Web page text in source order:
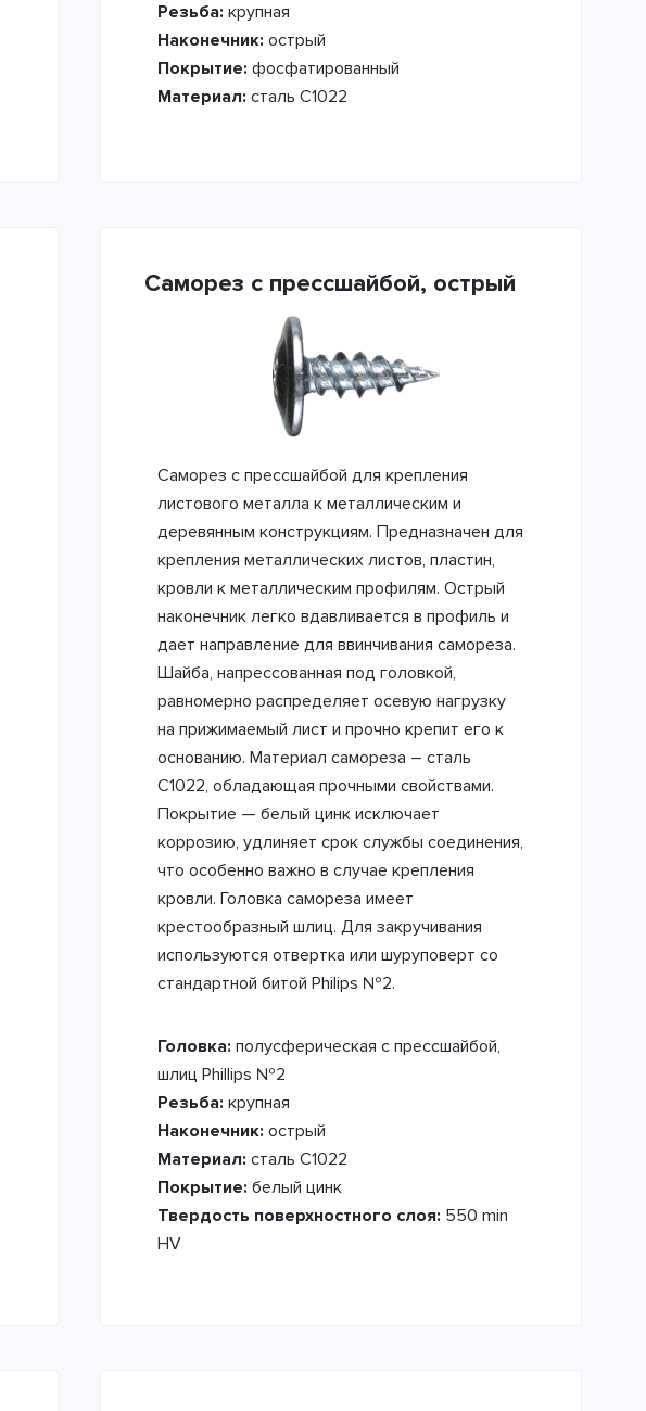
Резьба:крупная
Наконечник:острый
Покрытие:фосфатированный
Материал:сталь С1022
Саморез с прессшайбой, острый
Саморез с прессшайбой для крепления
листового металла к металлическим и
деревянным конструкциям. Предназначен для
крепления металлических листов, пластин,
кровли к металлическим профилям. Острый
наконечник легко вдавливается в профиль и
дает направление для ввинчивания самореза.
Шайба, напрессованная под головкой,
равномерно распределяет осевую нагрузку
на прижимаемый лист и прочно крепит его к
основанию. Материал самореза – сталь
С1022, обладающая прочными свойствами.
Покрытие — белый цинк исключает
коррозию, удлиняет срок службы соединения,
что особенно важно в случае крепления
кровли. Головка самореза имеет
крестообразный шлиц. Для закручивания
используются отвертка или шуруповерт со
стандартной битой Philips №2.
Головка:полусферическая с прессшайбой,
шлиц Phillips №2
Резьба:крупная
Наконечник:острый
Материал:сталь С1022
Покрытие:белый цинк
Твердость поверхностного слоя: 550 min
HV